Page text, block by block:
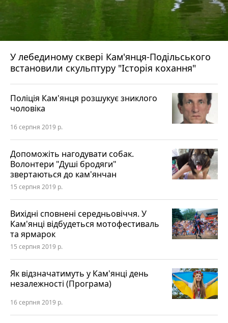
У лебединому сквері Кам'янця-Подільського
встановили скульптуру "Історія кохання"
Поліція Кам'янця розшукує зниклого
чоловіка
16 серпня 2019 р.
Допоможіть нагодувати собак.
Волонтери "Душі бродяги"
звертаються до кам'янчан
15 серпня 2019 р.
Вихідні сповнені середньовіччя. У
Кам'янці відбудеться мотофестиваль
та ярмарок
15 серпня 2019 р.
Як відзначатимуть у Кам'янці день
незалежності (Програма)
16 серпня 2019 р.